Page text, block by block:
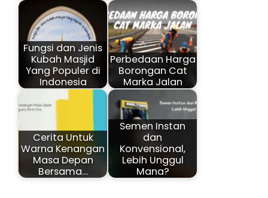
Fungsi dan Jenis
Kubah Masjid
Yang Populer di
Indonesia
Perbedaan Harga
Borongan Cat
Marka Jalan
Cerita Untuk
Warna Kenangan
Masa Depan
Bersama…
Semen Instan
dan
Konvensional,
Lebih Unggul
Mana?